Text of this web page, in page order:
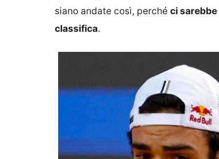
siano andate così, perché ci sarebbe
classifica.